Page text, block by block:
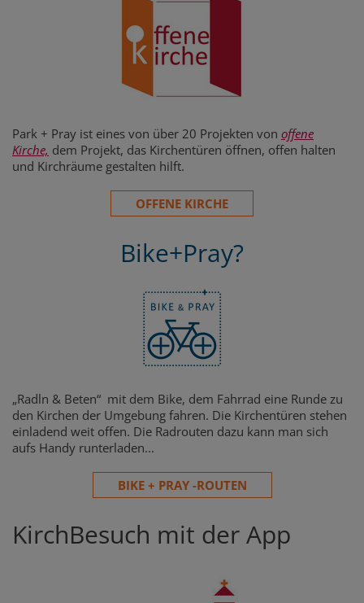
Park + Pray ist eines von über 20 Projekten von offene
Kirche, dem Projekt, das Kirchentüren öffnen, offen halten
und Kirchräume gestalten hilft.
OFFENE KIRCHE
Bike+Pray?
„Radln & Beten“ mit dem Bike, dem Fahrrad eine Runde zu
den Kirchen der Umgebung fahren. Die Kirchentüren stehen
einladend weit offen. Die Radrouten dazu kann man sich
aufs Handy runterladen...
BIKE + PRAY -ROUTEN
KirchBesuch mit der App